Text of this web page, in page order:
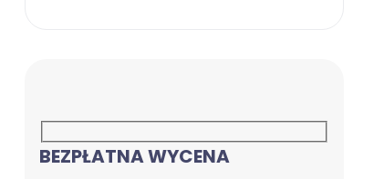
BEZPŁATNA WYCENA